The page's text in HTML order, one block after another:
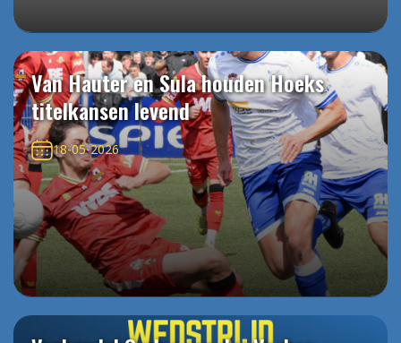
Van Hauter en Sula houden Hoeks
titelkansen levend
18-05-2026